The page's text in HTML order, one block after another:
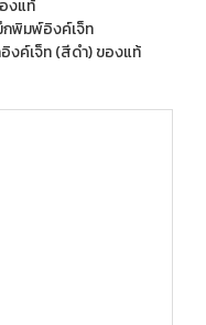
งแท้
กพิมพ์อิงค์เจ็ท
งค์เจ็ท (สีดำ) ของแท้